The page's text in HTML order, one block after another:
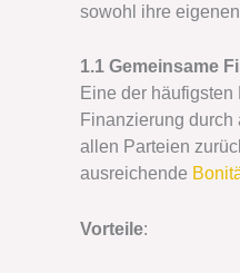
sowohl ihre
1.1 Gemeinsame
Eine der
Finanzierung
allen Parteien
ausreichende
Vorteile: